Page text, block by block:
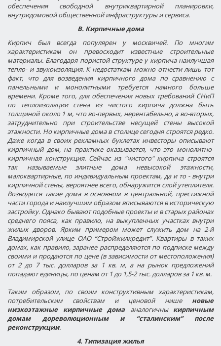
обеспечения свободнойвнутриквартирной планировки,
внутридомовойобщественной инфраструктуры и сервиса.
В. Кирпичные дома
Кирпич был всегда популярен у москвичей. По многим
характеристикам он превосходит известные строительные
материалы. Благодаря пористой структуре у кирпича наилучшая
тепло- и звукоизоляция. К недостаткам можно отнести лишь тот
факт, что для возведения кирпичного дома по сравнению с
панельными и монолитными требуется намного больше
времени. Кроме того, для обеспечения новых требований СНиП
по теплоизоляции стена из чистого кирпича должна быть
толщиной около 1 м, что во-первых, нерентабельно, а во-вторых,
затруднительно при строительстве несущей стены высокой
этажности. Но кирпичные дома в столице сегодня строятся редко.
Даже когда в своих рекламных буклетах инвесторы описывают
кирпичный дом, на практике оказывается, что это монолитно-
кирпичная конструкция. Сейчас из "чистого" кирпича строятся
так называемые элитные дома невысокой этажности,
малоквартирные, по индивидуальным проектам, да и то - внутри
кирпичной стены, вероятнее всего, обнаружится слой утеплителя.
Возводятся такие дома в основном в центральной, престижной
части города и наилучшим образом вписываются в историческую
застройку. Однако бывают подобные проекты и в старых районах
среднего пояса, как правило, на выкупленных участках внутри
жилых дворов. Ярким примером может служить дом на 2-й
Владимирской улице ОАО “Стройжилкредит”. Квартиры в таких
домах, как правило, заранее распределяются по подписке между
своими и продаются по цене (в зависимости от местоположения)
от 2 до 7 тыс. долларов за 1 кв. м, а на рынок предложений
попадают единицы, по ценам от 1 до 1,5-2 тыс. долларов за 1 кв. м.
Таким образом, по своим конструктивным характеристикам,
потребительским свойствам и ценовой нише новые
низкоэтажные кирпичные дома аналогичны кирпичным
домам дореволюционным и “сталинским” после
реконструкции.
4. Типизация жилья